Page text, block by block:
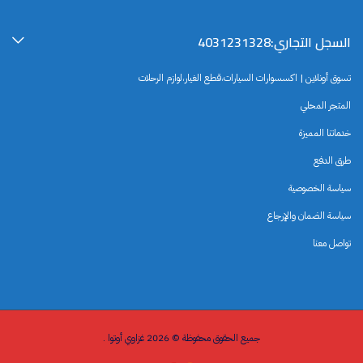
السجل التجاري:4031231328
تسوق أونلاين | اكسسوارات السيارات،قطع الغيار،لوازم الرحلات
المتجر المحلي
خدماتنا المميزة
طرق الدفع
سياسة الخصوصية
سياسة الضمان والإرجاع
تواصل معنا
جميع الحقوق محفوظة © 2026 غزاوي أوتوا .